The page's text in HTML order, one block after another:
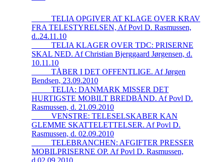
_____TELIA OPGIVER AT KLAGE OVER KRAV
FRA TELESTYRELSEN, Af Povl D. Rasmussen,
d..24.11.10
_____TELIA KLAGER OVER TDC: PRISERNE
SKAL NED. Af Christian Bjerggaard Jørgensen, d.
10.11.10
_____TÅBER I DET OFFENTLIGE. Af Jørgen
Bendsen, 23.09.2010
_____TELIA: DANMARK MISSER DET
HURTIGSTE MOBILT BREDBÅND. Af Povl D.
Rasmussen, d. 21.09.2010
_____VENSTRE: TELESELSKABER KAN
GLEMME SKATTELETTELSER. Af Povl D.
Rasmussen, d. 02.09.2010
_____TELEBRANCHEN: AFGIFTER PRESSER
MOBILPRISERNE OP. Af Povl D. Rasmussen,
d.02.09.2010